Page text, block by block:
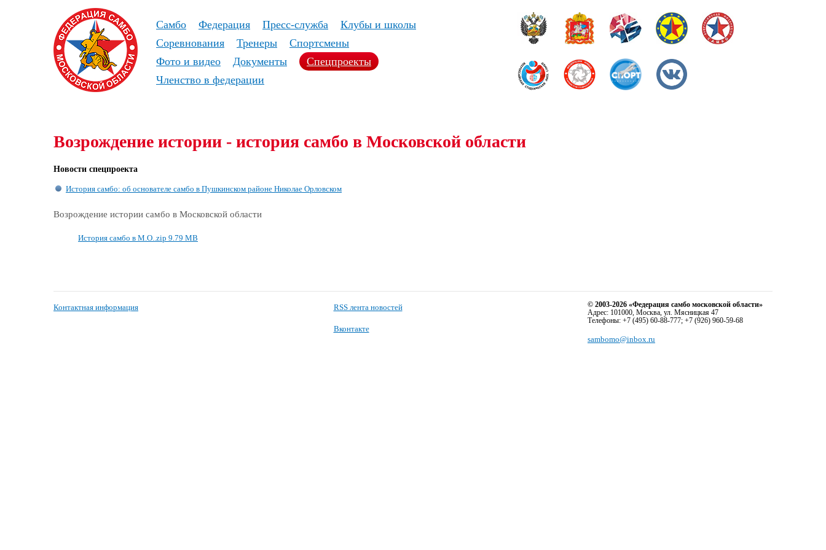
Самбо Федерация Пресс-служба
Клубы и школы
Соревнования
Тренеры
Спортсмены
Фото и видео
Документы
Спецпроекты
Членство в федерации
Возрождение истории - история самбо в Московской области
Новости спецпроекта
История самбо: об основателе самбо в Пушкинском районе Николае Орловском
Возрождение истории самбо в Московской области
История самбо в М.О..zip 9.79 MB
Контактная информация RSS лента новостей
Вконтакте
© 2003-2026 «Федерация самбо московской области»
Адрес: 101000, Москва, ул. Мясницкая 47
Телефоны: +7 (495) 60-88-777; +7 (926) 960-59-68
sambomo@inbox.ru